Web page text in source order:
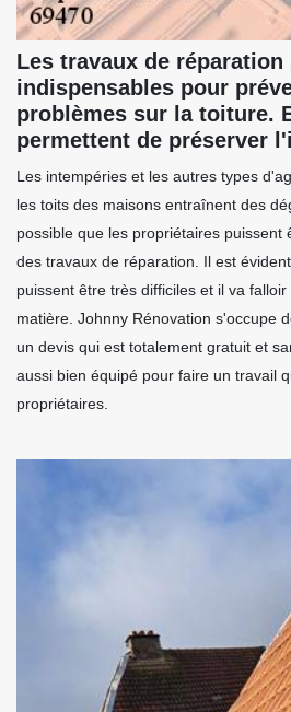
Les travaux de réparation
indispensables pour
problèmes sur la toiture.
permettent de préserver
Les intempéries et les autres types
les toits des maisons entraînent des
possible que les propriétaires puissent
des travaux de réparation. Il est
puissent être très difficiles et il va
matière. Johnny Rénovation s'occupe
un devis qui est totalement gratuit et
aussi bien équipé pour faire un travail
propriétaires.